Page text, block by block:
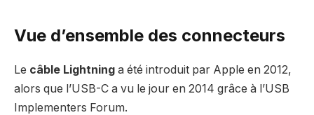
Vue d’ensemble des connecteurs
Le câble Lightning a été introduit par Apple en 2012,
alors que l’USB-C a vu le jour en 2014 grâce à l’USB
Implementers Forum.